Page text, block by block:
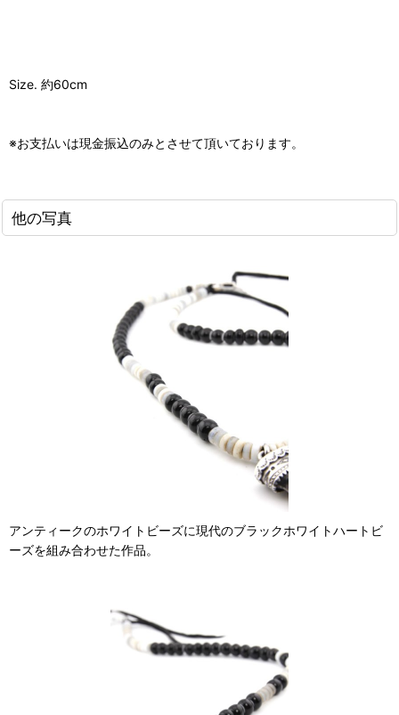
Size. 約60cm
※お支払いは現金振込のみとさせて頂いております。
他の写真
アンティークのホワイトビーズに現代のブラックホワイトハートビ
ーズを組み合わせた作品。